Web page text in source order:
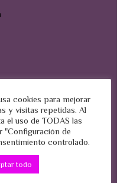
Casero Celiacos
Ecológico
Frutos secos
Jabón Limpieza
Monsieur Cuisine
cookies para mejorar
y visitas repetidas. Al
el uso de TODAS las
"Configuración de
controlado.
todo